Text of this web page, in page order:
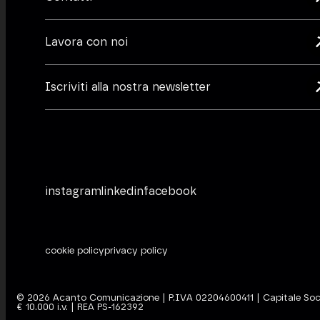
Lavora con noi
Iscriviti alla nostra newsletter
instagram linkedinfacebook
© 2026 Acanto Comunicazione | P.IVA 02204600411 | Capitale
€ 10.000 i.v. | REA PS-162392
cookie policyprivacy policy